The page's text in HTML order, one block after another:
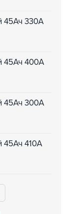
45Ач 330А
45Ач 400А
45Ач 300А
45Ач 410А